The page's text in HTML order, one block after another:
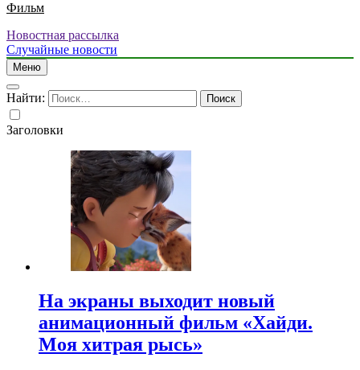
Фильм
Новостная рассылка
Случайные новости
Меню
Найти:
Заголовки
На экраны выходит новый
анимационный фильм «Хайди.
Моя хитрая рысь»